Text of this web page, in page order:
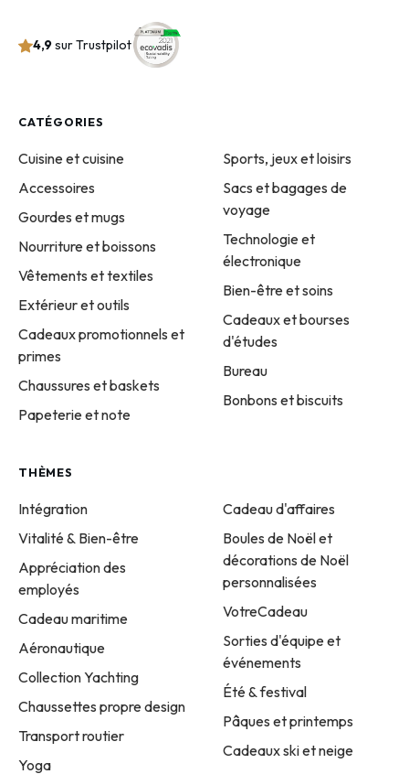
4,9sur Trustpilot
CATÉGORIES
Cuisine et cuisine
Accessoires
Gourdes et mugs
Nourriture et boissons
Vêtements et textiles
Extérieur et outils
Cadeaux promotionnels et
primes
Chaussures et baskets
Papeterie et note
Sports, jeux et loisirs
Sacs et bagages de
voyage
Technologie et
électronique
Bien-être et soins
Cadeaux et bourses
d'études
Bureau
Bonbons et biscuits
THÈMES
Intégration
Vitalité & Bien-être
Appréciation des
employés
Cadeau maritime
Aéronautique
Collection Yachting
Chaussettes propre design
Transport routier
Yoga
Cadeau d'affaires
Boules de Noël et
décorations de Noël
personnalisées
VotreCadeau
Sorties d'équipe et
événements
Été & festival
Pâques et printemps
Cadeaux ski et neige